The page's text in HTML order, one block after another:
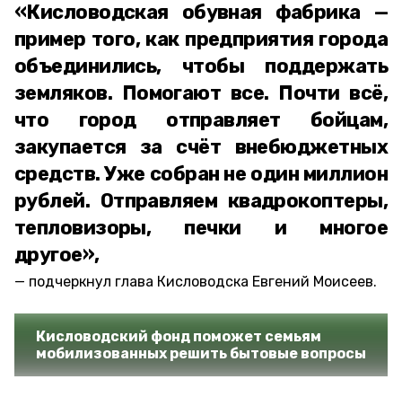
«Кисловодская обувная фабрика —
пример того, как предприятия города
объединились, чтобы поддержать
земляков. Помогают все. Почти всё,
что город отправляет бойцам,
закупается за счёт внебюджетных
средств. Уже собран не один миллион
рублей. Отправляем квадрокоптеры,
тепловизоры, печки и многое
другое»,
подчеркнул глава Кисловодска Евгений Моисеев.
Кисловодский фонд поможет семьям
мобилизованных решить бытовые вопросы